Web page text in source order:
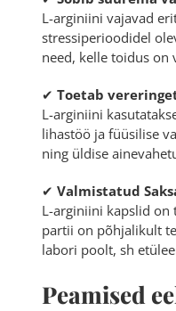
L-arginiini vajavad
stressiperioodidel
need, kelle toidus
✔ Toetab
L-arginiini
lihastöö ja füüsilise
ning üldise
✔ Valmistatud
L-arginiini kapslid on
partii on põhjalikult
labori poolt, sh
Peamised